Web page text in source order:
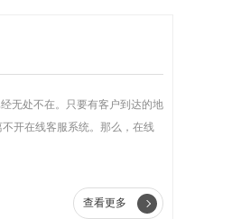
无处不在。只要有客户到达的地
开在线客服系统。那么，在线
查看更多